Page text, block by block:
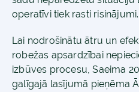
operatīvi tiek rasti risinājumi.
Lai nodrošinātu ātru un
robežas apsardzībai
izbūves procesu, Saeima
galīgajā lasījumā pieņēma